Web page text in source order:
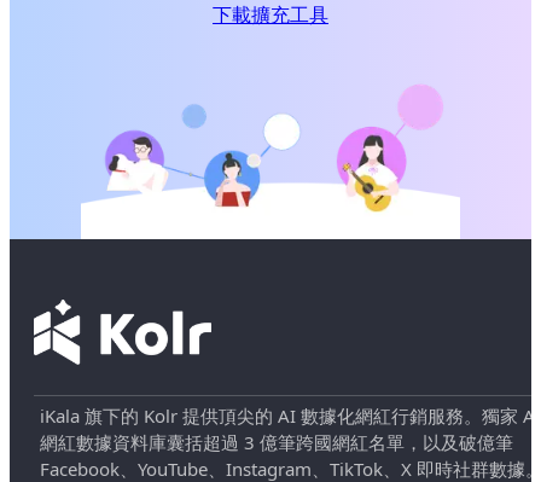
下載擴充工具
iKala 旗下的 Kolr 提供頂尖的 AI 數據化網紅行銷服務。獨家 AI
網紅數據資料庫囊括超過 3 億筆跨國網紅名單，以及破億筆
Facebook、YouTube、Instagram、TikTok、X 即時社群數據